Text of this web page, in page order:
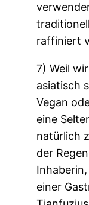
raffiniert
7) Weil
asiatisch
Vegan
eine
natürlich
der
einer